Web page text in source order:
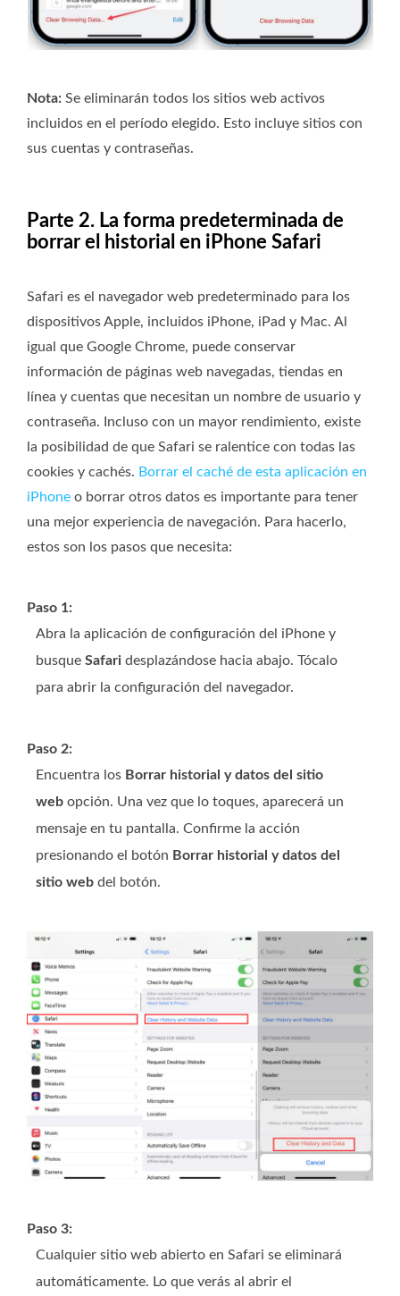
Nota: Se eliminarán todos los sitios web activos
incluidos en el período elegido. Esto incluye sitios con
sus cuentas y contraseñas.
Parte 2. La forma predeterminada de
borrar el historial en iPhone Safari
Safari es el navegador web predeterminado para los
dispositivos Apple, incluidos iPhone, iPad y Mac. Al
igual que Google Chrome, puede conservar
información de páginas web navegadas, tiendas en
línea y cuentas que necesitan un nombre de usuario y
contraseña. Incluso con un mayor rendimiento, existe
la posibilidad de que Safari se ralentice con todas las
cookies y cachés. Borrar el caché de esta aplicación en
iPhone o borrar otros datos es importante para tener
una mejor experiencia de navegación. Para hacerlo,
estos son los pasos que necesita:
Paso 1:
Abra la aplicación de configuración del iPhone y
busque Safari desplazándose hacia abajo. Tócalo
para abrir la configuración del navegador.
Paso 2:
Encuentra los Borrar historial y datos del sitio
web opción. Una vez que lo toques, aparecerá un
mensaje en tu pantalla. Confirme la acción
presionando el botón Borrar historial y datos del
sitio web del botón.
Paso 3:
Cualquier sitio web abierto en Safari se eliminará
automáticamente. Lo que verás al abrir el